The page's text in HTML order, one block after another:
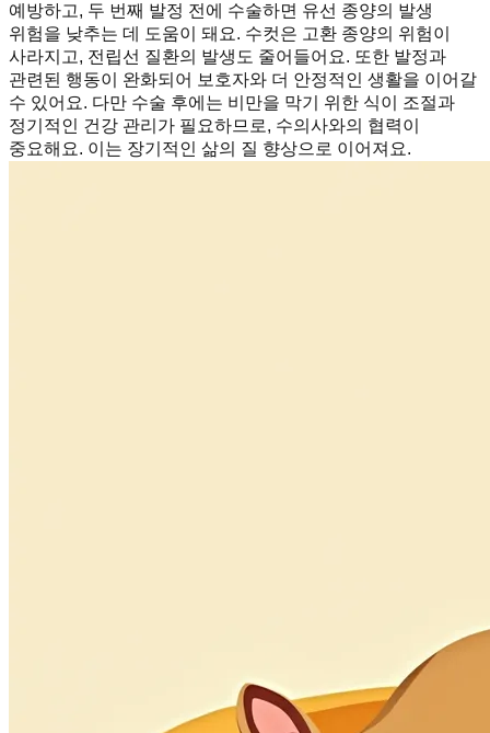
예방하고, 두 번째 발정 전에 수술하면 유선 종양의 발생
위험을 낮추는 데 도움이 돼요. 수컷은 고환 종양의 위험이
사라지고, 전립선 질환의 발생도 줄어들어요. 또한 발정과
관련된 행동이 완화되어 보호자와 더 안정적인 생활을 이어갈
수 있어요. 다만 수술 후에는 비만을 막기 위한 식이 조절과
정기적인 건강 관리가 필요하므로, 수의사와의 협력이
중요해요. 이는 장기적인 삶의 질 향상으로 이어져요.